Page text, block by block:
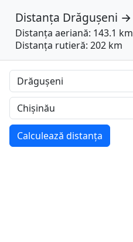
Distanța Drăgușeni →
Distanța aeriană: 143.1 km
Distanța rutieră: 202 km
Calculează distanța